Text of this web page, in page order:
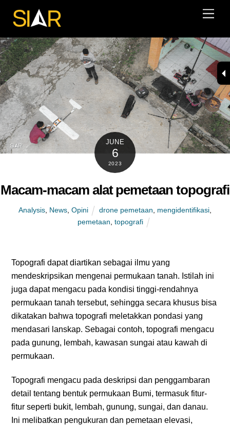
JUNE
6
2023
Macam-macam alat pemetaan topografi
Analysis, News, Opini drone pemetaan mengidentifikasi
pemetaan ,topografi
Topografi dapat diartikan sebagai ilmu yang
mendeskripsikan mengenai permukaan tanah. Istilah ini
juga dapat mengacu pada kondisi tinggi-rendahnya
permukaan tanah tersebut, sehingga secara khusus bisa
dikatakan bahwa topografi meletakkan pondasi yang
mendasari lanskap. Sebagai contoh, topografi mengacu
pada gunung, lembah, kawasan sungai atau kawah di
permukaan.
Topografi mengacu pada deskripsi dan penggambaran
detail tentang bentuk permukaan Bumi, termasuk fitur-
fitur seperti bukit, lembah, gunung, sungai, dan danau.
Ini melibatkan pengukuran dan pemetaan elevasi,